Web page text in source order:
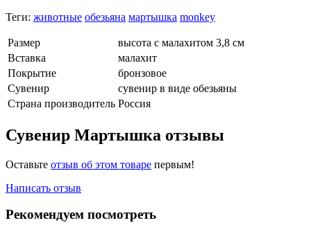
Теги: животные обезьяна мартышка monkey
Размер
высота с малахитом 3,8 см
Вставка
малахит
Покрытие
бронзовое
Сувенир
сувенир в виде обезьяны
Страна производитель Россия
Сувенир Мартышка отзывы
Оставьте отзыв об этом товаре первым!
Написать отзыв
Рекомендуем посмотреть